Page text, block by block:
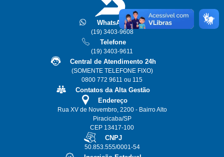
WhatsApp
(19) 3403-9608
Telefone
(19) 3403-9611
Central de Atendimento 24h
(SOMENTE TELEFONE FIXO)
0800 772 9611 ou 115
Contatos da Alta Gestão
Endereço
Rua XV de Novembro, 2200 - Bairro Alto
Piracicaba/SP
CEP 13417-100
CNPJ
50.853.555/0001-54